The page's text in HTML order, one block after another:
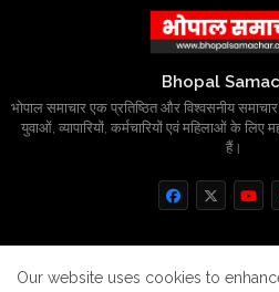
Bhopal
भोपाल समाचार एक प्रतिष्ठित और विश्वसनीय समाचार
युवाओं, व्यापारियों, कर्मचारियों एवं महिलाओं के लिए
हैं।
Home About Contact
Our website uses cookies to